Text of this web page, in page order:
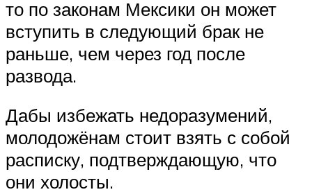
то по законам Мексики он может
вступить в следующий брак не
раньше, чем через год после
развода.
Дабы избежать недоразумений,
молодожёнам стоит взять с собой
расписку, подтверждающую, что
они холосты.